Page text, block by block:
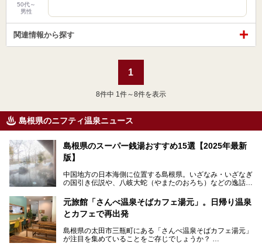
50代～
男性
関連情報から探す
1
8件中 1件～8件を表示
島根県のニフティ温泉ニュース
島根県のスーパー銭湯おすすめ15選【2025年最新
版】
中国地方の日本海側に位置する島根県。いざなみ・いざなぎ
の国引き伝説や、八岐大蛇（やまたのおろち）などの逸話が
の参拝客が訪れます。「出雲縁結び空港」への直行便なら、
首都圏からでも実は2時間圏内で到着できるアクセスも魅力
です。
市）など、古くから知られる温泉郷が多くあります。ゆった
り流れる時間のなかで、心の底からのんびりできるスーパー
元旅館「さんべ温泉そばカフェ湯元」。日帰り温泉
とカフェで再出発
島根県の太田市三瓶町にある「さんべ温泉そばカフェ湯元」
が注目を集めていることをご存じでしょうか？